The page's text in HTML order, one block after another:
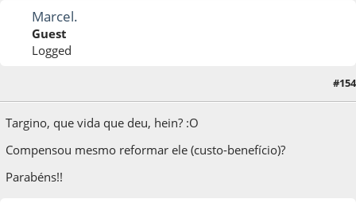
Marcel.
Guest
Logged
#154
Targino, que vida que deu, hein? :O
Compensou mesmo reformar ele (custo-benefício)?
Parabéns!!